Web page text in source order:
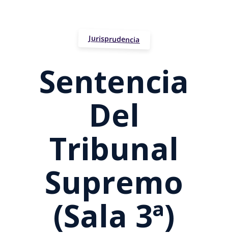
Jurisprudencia
Sentencia
Del
Tribunal
Supremo
(Sala 3ª)